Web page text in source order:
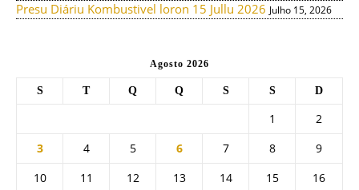
Presu Diáriu Kombustivel loron 15 Jullu 2026 Julho 15, 2026
Agosto 2026
S T Q Q S S D
1
2
3
4 5 6 7 8
9
10
11 12 13 14 15
16